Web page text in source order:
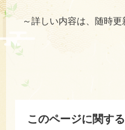
～詳しい内容は、随時更
このページに関す